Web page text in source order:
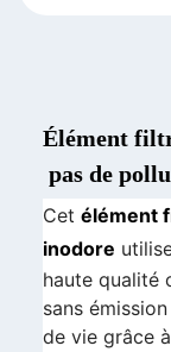
Élément
pas de
Cet élément
inodore
haute qualité
sans
de vie grâce